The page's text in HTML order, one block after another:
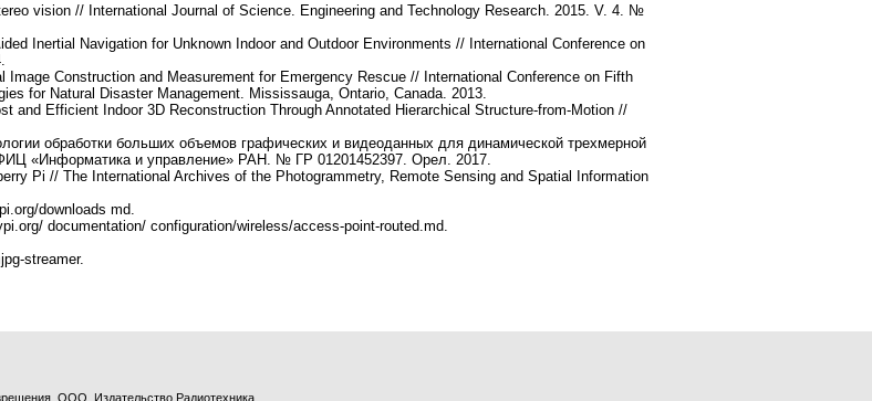
vision // International Journal of Science. Engineering and Technology Research. 2015. V. 4. №
Inertial Navigation for Unknown Indoor and Outdoor Environments // International Conference on
Image Construction and Measurement for Emergency Rescue // International Conference on Fifth
for Natural Disaster Management. Mississauga, Ontario, Canada. 2013.
and Efficient Indoor 3D Reconstruction Through Annotated Hierarchical Structure-from-Motion //
обработки больших объемов графических и видеоданных для динамической трехмерной
«Информатика и управление» РАН. № ГР 01201452397. Орел. 2017.
Pi // The International Archives of the Photogrammetry, Remote Sensing and Spatial Information
downloads md.
documentation/ configuration/wireless/access-point-routed.md.
streamer.
ООО Издательство Радиотехника.